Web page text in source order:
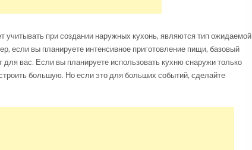
учитывать при создании наружных кухонь, являются тип ожидаемой
если вы планируете интенсивное приготовление пищи, базовый
вас. Если вы планируете использовать кухню снаружи только
большую. Но если это для больших событий, сделайте